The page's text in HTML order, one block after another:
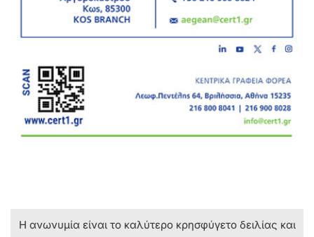
Η ανωνυμία είναι το καλύτερο κρησφύγετο δειλίας και